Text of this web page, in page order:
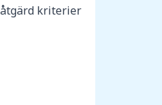
kriterier